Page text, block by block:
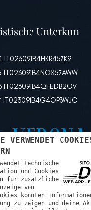
Unterkun
VERWENDET
technische
und Cookies
für zusätzliche
von
könnten
zu zeigen und deine